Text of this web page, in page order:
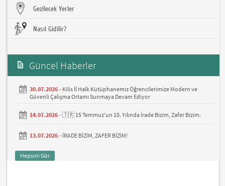
Gezilecek Yerler
Nasıl Gidilir?
Güncel Haberler
30.07.2026 - Kilis İl Halk Kütüphanemiz Öğrencilerimize Modern ve
Güvenli Çalışma Ortamı Sunmaya Devam Ediyor
14.07.2026 -🇹🇷 15 Temmuz'un 10. Yılında İrade Bizim, Zafer Bizim.
13.07.2026 - İRADE BİZİM, ZAFER BİZİM!
Hepsini Gör